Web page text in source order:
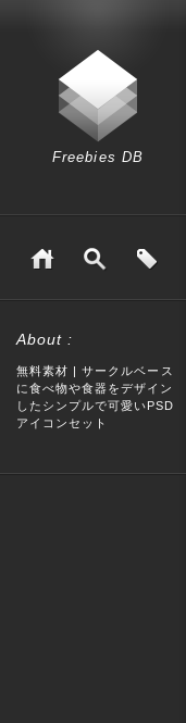
Freebies DB
About :
無料素材 | サークルベース
に食べ物や食器をデザイン
したシンプルで可愛いPSD
アイコンセット